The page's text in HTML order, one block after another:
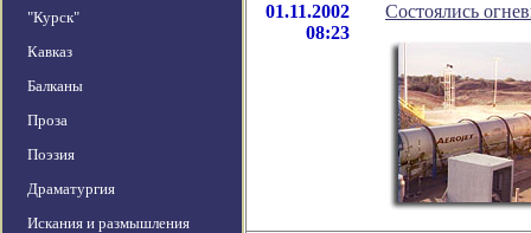
"Курск"
Кавказ
Балканы
Проза
Поэзия
Драматургия
Искания и размышления
01.11.2002
08:23
Состоялись